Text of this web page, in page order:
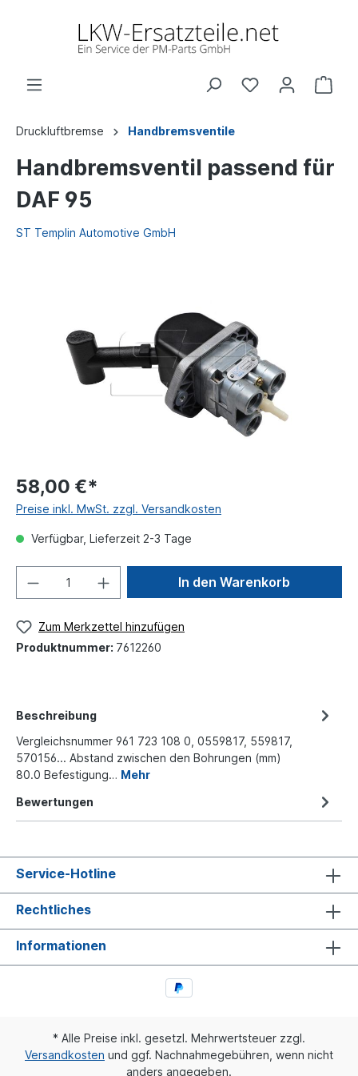
Druckluftbremse Handbremsventile
Handbremsventil passend für
DAF 95
ST Templin Automotive GmbH
58,00 €*
Preise inkl. MwSt. zzgl. Versandkosten
Verfügbar, Lieferzeit 2-3 Tage
In den Warenkorb
Zum Merkzettel hinzufügen
Produktnummer: 7612260
Beschreibung
Vergleichsnummer 961 723 108 0, 0559817, 559817,
570156... Abstand zwischen den Bohrungen (mm)
80.0 Befestigung… Mehr
Bewertungen
Service-Hotline
Rechtliches
Informationen
* Alle Preise inkl. gesetzl. Mehrwertsteuer zzgl.
Versandkosten und ggf. Nachnahmegebühren, wenn nicht
anders angegeben.